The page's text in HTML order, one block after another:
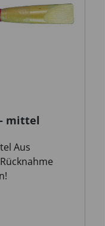
- mittel
Aus